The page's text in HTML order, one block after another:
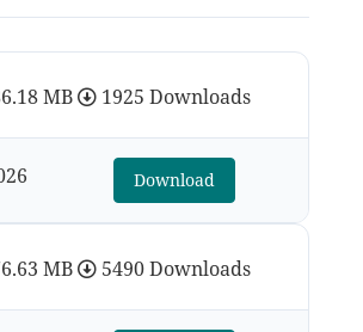
MB 1925 Downloads
Download
MB 5490 Downloads